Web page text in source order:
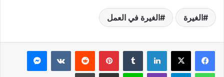
الغيرة الغيرة في العمل
لينكدإن بينتيريست ماسنجر
واتساب تيلقرام ڤايبر لاين مشاركة عبر البريد طباعة